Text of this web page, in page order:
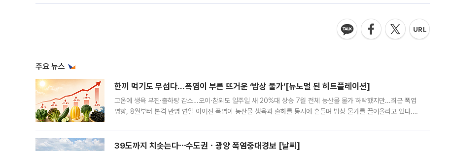
주요 뉴스
한끼 먹기도 무섭다...폭염이 부른 뜨거운 ‘밥상 물가’[뉴노멀 된 히트플레이션]
고온에 생육 부진·출하량 감소…오이·참외도 일주일 새 20%대 상승 7월 전체 농산물 물가 하락했지만...최근 폭염
영향, 8월부터 본격 반영 연일 이어진 폭염이 농산물 생육과 출하를 동시에 흔들며 밥상 물가를 끌어올리고 있다.
39도까지 치솟는다⋯수도권ㆍ광양 폭염중대경보 [날씨]